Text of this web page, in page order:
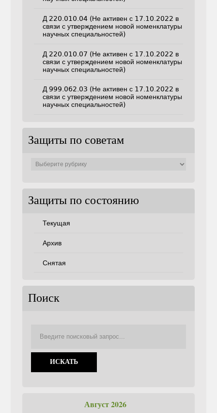
Д 220.010.04 (Не активен с 17.10.2022 в
связи с утверждением новой номенклатуры
научных специальностей)
Д 220.010.07 (Не активен с 17.10.2022 в
связи с утверждением новой номенклатуры
научных специальностей)
Д 999.062.03 (Не активен с 17.10.2022 в
связи с утверждением новой номенклатуры
научных специальностей)
Защиты по советам
Защиты по состоянию
Текущая
Архив
Снятая
Поиск
Август 2026